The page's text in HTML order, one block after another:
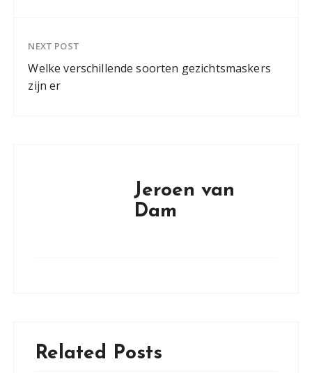
NEXT POST
Welke verschillende soorten gezichtsmaskers
zijn er
Jeroen van
Dam
Related Posts